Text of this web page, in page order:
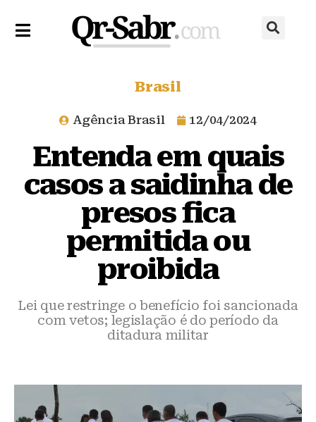
Brasil
Agência Brasil 12/04/2024
Entenda em quais
casos a saidinha de
presos fica
permitida ou
proibida
Lei que restringe o benefício foi sancionada
com vetos; legislação é do período da
ditadura militar